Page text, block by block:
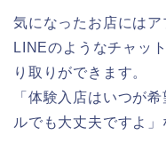
気になったお店にはア
LINEのようなチャッ
り取りができます。
「体験入店はいつが
ルでも大丈夫ですよ